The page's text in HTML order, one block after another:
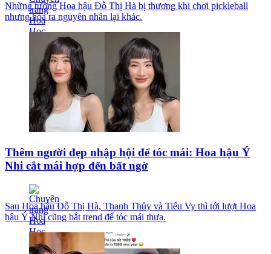
Những tưởng Hoa hậu Đỗ Thị Hà bị thương khi chơi pickleball
nhưng hóa ra nguyên nhân lại khác.
Thêm người đẹp nhập hội để tóc mái: Hoa hậu Ý
Nhi cắt mái hợp đến bất ngờ
Sau Hoa hậu Đỗ Thị Hà, Thanh Thủy và Tiểu Vy thì tới lượt Hoa
hậu Ý Nhi cũng bắt trend để tóc mái thưa.